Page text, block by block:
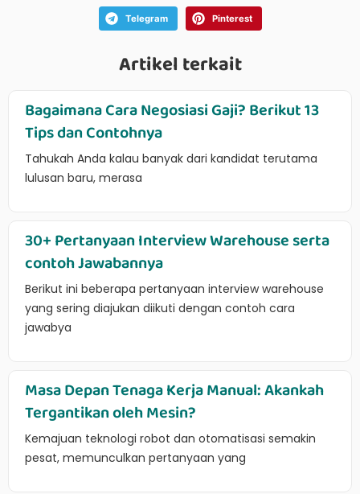
Telegram Pinterest
Artikel terkait
Bagaimana Cara Negosiasi Gaji? Berikut 13
Tips dan Contohnya
Tahukah Anda kalau banyak dari kandidat terutama
lulusan baru, merasa
30+ Pertanyaan Interview Warehouse serta
contoh Jawabannya
Berikut ini beberapa pertanyaan interview warehouse
yang sering diajukan diikuti dengan contoh cara
jawabya
Masa Depan Tenaga Kerja Manual: Akankah
Tergantikan oleh Mesin?
Kemajuan teknologi robot dan otomatisasi semakin
pesat, memunculkan pertanyaan yang